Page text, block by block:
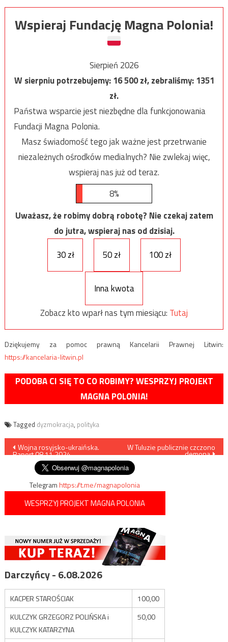
Wspieraj Fundację Magna Polonia!
Sierpień 2026
W sierpniu potrzebujemy:16 500zł, zebraliśmy:1351
zł.
Państwa wsparcie jest niezbędne dla funkcjonowania
Fundacji Magna Polonia.
Masz świadomość tego jak ważne jest przetrwanie
niezależnych ośrodków medialnych? Nie zwlekaj więc,
wspieraj nas już od teraz.
8%
Uważasz, że robimy dobrą robotę? Nie czekaj zatem
do jutra, wspieraj nas od dzisiaj.
30 zł
50 zł 100 zł
Inna kwota
Zobacz kto wparł nas tym miesiącu: Tutaj
Dziękujemy za pomoc prawną Kancelarii Prawnej Litwin:
https://kancelaria-litwin.pl
PODOBA CI SIĘ TO CO ROBIMY? WESPRZYJ PROJEKT
MAGNA POLONIA!
Tagged dyzmokracja, polityka
Nawigacja
wpisu
Wojna rosyjsko-ukraińska.
Raport 08.11.2024
W Tuluzie publicznie czczono
demona
Telegramhttps://t.me/magnapolonia
WESPRZYJ PROJEKT MAGNA POLONIA
Darczyńcy - 6.08.2026
KACPER STAROŚCIAK
100,00
KULCZYK GRZEGORZ POLIŃSKA i
KULCZYK KATARZYNA
50,00